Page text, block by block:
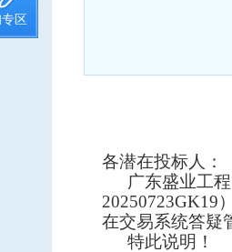
区
评标结果
项目公告
招投标公开
各潜在投标人：
广东盛业工
20250723GK19
在交易系统答疑
特此说明！